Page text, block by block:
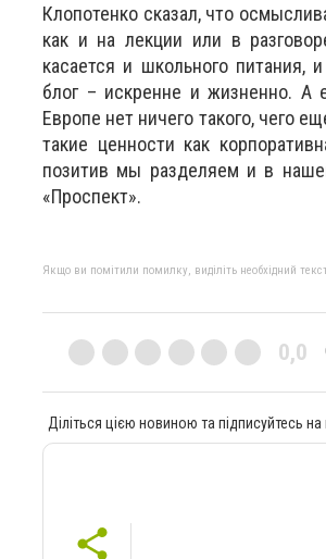
Клопотенко сказал, что
как и на лекции или в
касается и школьного питания,
блог – искренне и жизненно. А
Европе нет ничего такого, чего
такие ценности как
позитив мы разделяем и в
«Проспект».
Якщо ви помітили помилку, виділіть необхідний
0,0
Діліться цією новиною та підписуйтесь на